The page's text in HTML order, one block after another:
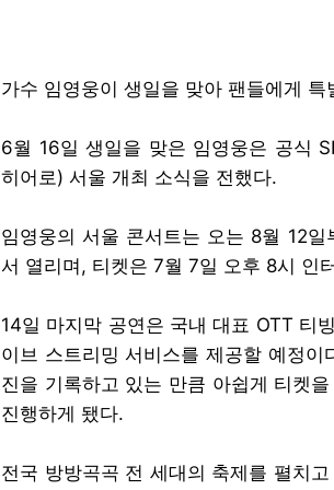
가수 임영웅이 생일을 맞아 팬들에게
6월 16일 생일을 맞은 임영웅은 공식
히어로) 서울 개최 소식을 전했다.
임영웅의 서울 콘서트는 오는 8월 12
서 열리며, 티켓은 7월 7일 오후 8시 인
14일 마지막 공연은 국내 대표 OTT 티
이브 스트리밍 서비스를 제공할 예정
진을 기록하고 있는 만큼 아쉽게 티켓
진행하게 됐다.
전국 방방곡곡 전 세대의 축제를 펼치